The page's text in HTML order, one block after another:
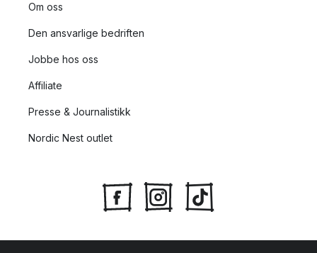
Om oss
Den ansvarlige bedriften
Jobbe hos oss
Affiliate
Presse & Journalistikk
Nordic Nest outlet